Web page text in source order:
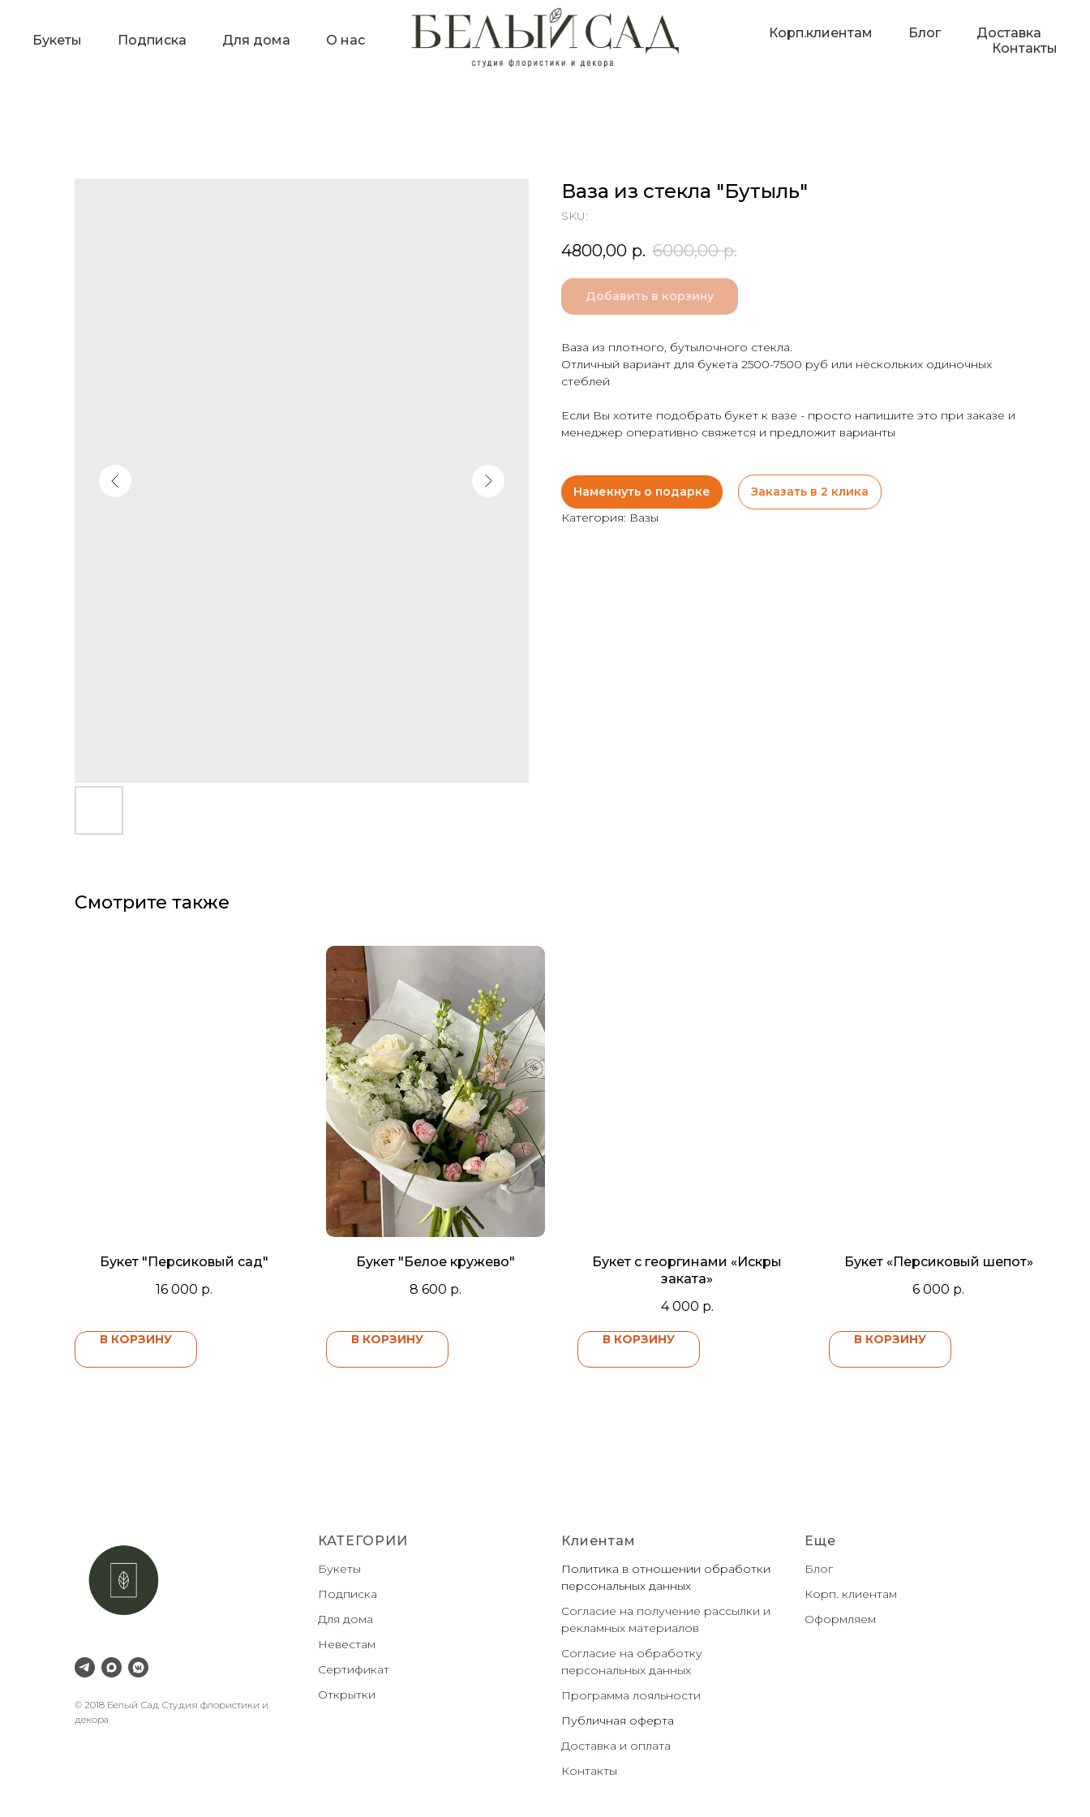
Букеты Подписка Для дома О нас Корп.клиентам Блог
Доставка
Контакты
Ваза из стекла "Бутыль"
SKU:
4800,00 р. 6000,00 р.
Добавить в корзину
Ваза из плотного, бутылочного стекла.
Отличный вариант для букета 2500-7500 руб или нескольких одиночных
стеблей
Если Вы хотите подобрать букет к вазе - просто напишите это при заказе и
менеджер оперативно свяжется и предложит варианты
Намекнуть о подарке
Заказать в 2 клика
Категория: Вазы
Смотрите также
Букет "Персиковый сад"
16 000 р.
В КОРЗИНУ
Букет "Белое кружево"
8 600 р.
В КОРЗИНУ
Букет с георгинами «Искры
заката»
4 000 р.
В КОРЗИНУ
Букет «Персиковый шепот»
6 000 р.
В КОРЗИНУ
© 2018 Белый Сад Студия флористики и
декора
КАТЕГОРИИ
Букеты
Подписка
Для дома
Невестам
Сертификат
Открытки
Клиентам
Политика в отношении обработки
персональных данных
Согласие на получение рассылки и
рекламных материалов
Согласие на обработку
персональных данных
Программа лояльности
Публичная оферта
Доставка и оплата
Контакты
Еще
Блог
Корп. клиентам
Оформляем